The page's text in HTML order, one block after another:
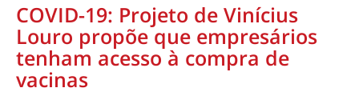
COVID-19: Projeto de Vinícius
Louro propõe que empresários
tenham acesso à compra de
vacinas